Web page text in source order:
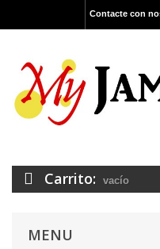
Contacte con
Carrito: vacío
MENU